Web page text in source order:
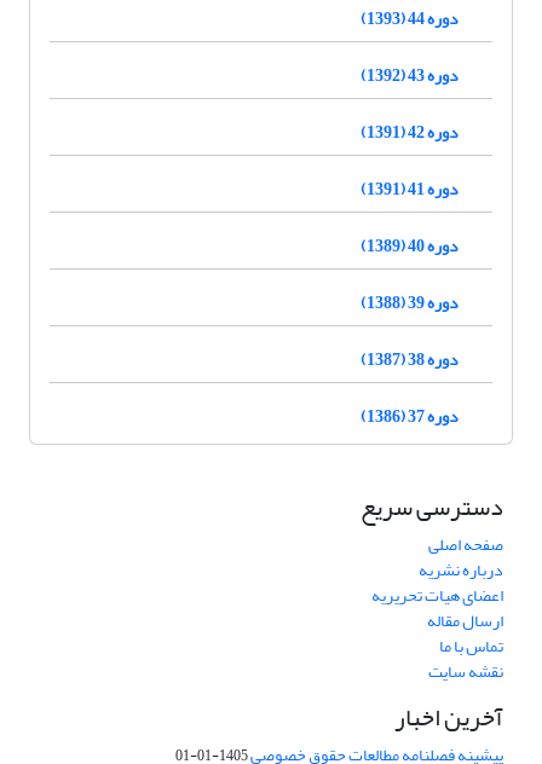
دوره 44 (1393)
دوره 43 (1392)
دوره 42 (1391)
دوره 41 (1391)
دوره 40 (1389)
دوره 39 (1388)
دوره 38 (1387)
دوره 37 (1386)
دسترسی سریع
صفحه اصلی
درباره نشریه
اعضای هیات تحریریه
ارسال مقاله
تماس با ما
نقشه سایت
آخرین اخبار
پیشینه فصلنامه مطالعات حقوق خصوصی1405-01-01